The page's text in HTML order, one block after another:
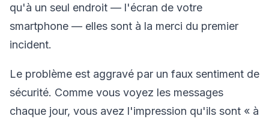
qu'à un seul endroit — l'écran de votre
smartphone — elles sont à la merci du premier
incident.
Le problème est aggravé par un faux sentiment de
sécurité. Comme vous voyez les messages
chaque jour, vous avez l'impression qu'ils sont « à